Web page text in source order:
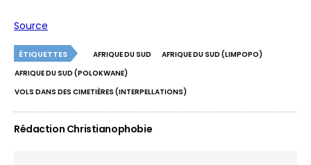
Source
ÉTIQUETTES AFRIQUE DU SUD
AFRIQUE DU SUD (LIMPOPO)
AFRIQUE DU SUD (POLOKWANE)
VOLS DANS DES CIMETIÈRES (INTERPELLATIONS)
Rédaction Christianophobie